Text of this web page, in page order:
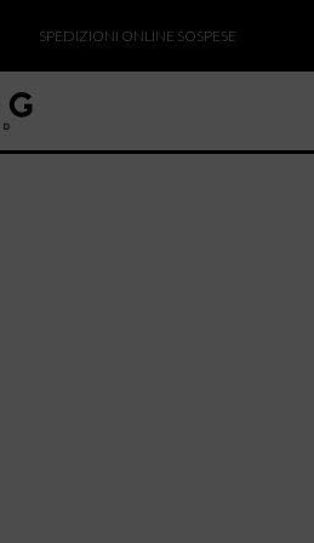
SPEDIZIONI ONLINE SOSPESE